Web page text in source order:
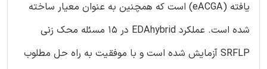
یافته (eACGA) است که همچنین به عنوان معیار ساخته
شده است. عملکرد EDAhybrid در 15 مسئله محک زنی
SRFLP آزمایش شده است و با موفقیت به راه حل مطلوب